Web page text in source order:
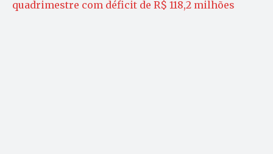
quadrimestre com déficit de R$ 118,2 milhões